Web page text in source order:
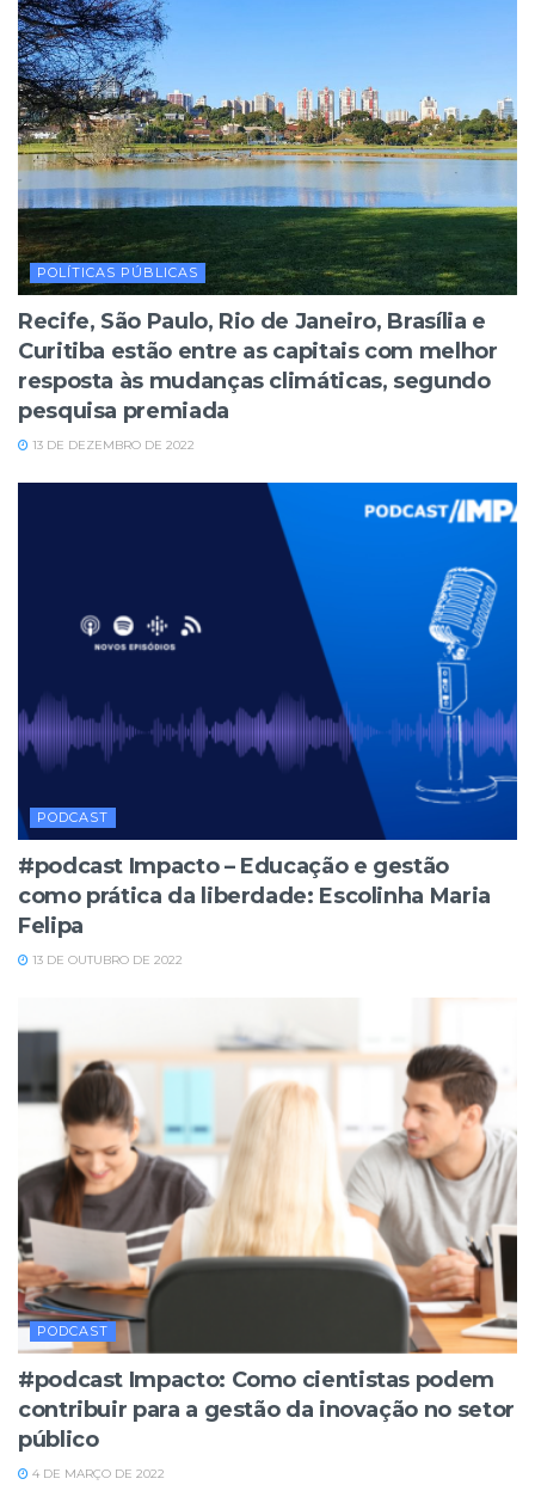
POLÍTICAS PÚBLICAS
Recife, São Paulo, Rio de Janeiro, Brasília e
Curitiba estão entre as capitais com melhor
resposta às mudanças climáticas, segundo
pesquisa premiada
13 DE DEZEMBRO DE 2022
PODCAST
#podcast Impacto – Educação e gestão
como prática da liberdade: Escolinha Maria
Felipa
13 DE OUTUBRO DE 2022
PODCAST
#podcast Impacto: Como cientistas podem
contribuir para a gestão da inovação no setor
público
4 DE MARÇO DE 2022